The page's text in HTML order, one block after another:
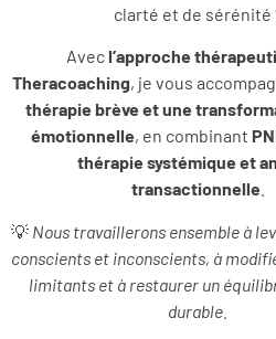
clarté et de sérénité
Avecl’approche
Theracoaching, je vous
thérapie brève et une
émotionnelle, en combinant
thérapie systémique et
transactionnelle
💡 Nous travaillerons ensemble à
conscients et inconscients, à
limitants et à restaurer un
durable.